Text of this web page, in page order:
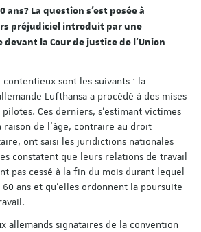
La question s'est posée à
préjudiciel introduit par une
la Cour de justice de l'Union
sont les suivants : la
Lufthansa a procédé à des mises
Ces derniers, s'estimant victimes
raison de l'âge, contraire au droit
ont saisi les juridictions nationales
constatent que leurs relations de travail
pas cessé à la fin du mois durant lequel
ans et qu'elles ordonnent la poursuite
allemands signataires de la convention